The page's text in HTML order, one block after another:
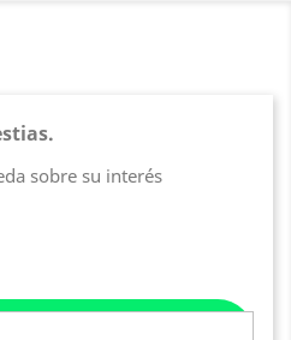
sobre su interés